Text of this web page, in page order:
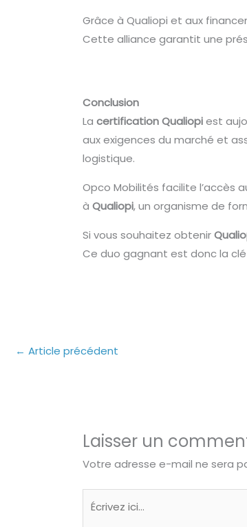
Grâce à Qualiopi et aux
Cette alliance garantit une
Conclusion
Lacertification Qualiopiest
aux exigences du marché et
logistique.
Opco Mobilités facilite l’accès
àQualiopi, un organisme de
Si vous souhaitez obtenir
Ce duo gagnant est donc la
← Article précédent
Laisser un
Votre adresse e-mail ne sera